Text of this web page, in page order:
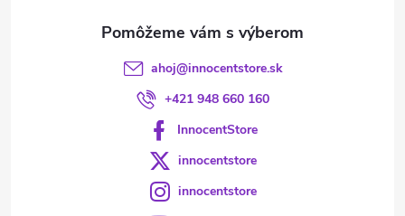
ahoj@innocentstore.sk
+421 948 660 160
InnocentStore
innocentstore
innocentstore